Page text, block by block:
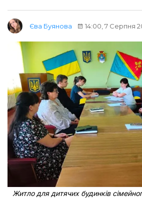
Єва Буянова 14:00, 7 Серпня
Житло для дитячих будинків